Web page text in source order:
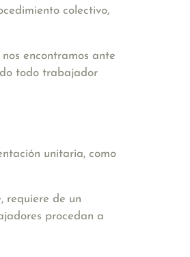
colectivo,
encontramos ante
todo trabajador
unitaria, como
requiere de un
procedan a